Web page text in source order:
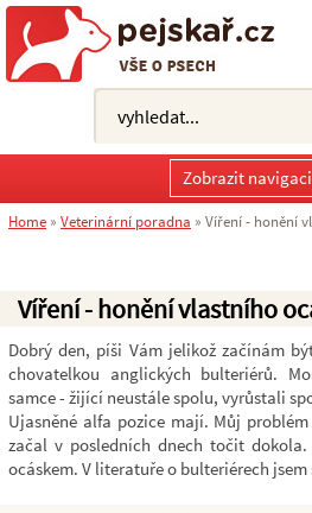
Víření - honění vlastního
Dobrý den, píši Vám jelikož začínám
chovatelkou anglických bulteriérů.
samce - žijící neustále spolu, vyrůstali
Ujasněné alfa pozice mají. Můj
začal v posledních dnech točit
ocáskem. V literatuře o bulteriérech jsem
Zobrazit navigaci
Home » Veterinární poradna » Víření - honění